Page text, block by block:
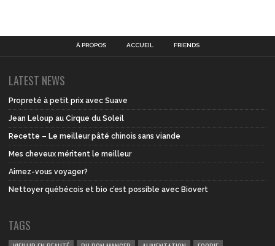
À PROPOS ACCUEIL FRIENDS
LATEST NEWS
Propreté à petit prix avec Suave
Jean Leloup au Cirque du Soleil
Recette – Le meilleur pâté chinois sans viande
Mes cheveux méritent le meilleur
Aimez-vous voyager?
Nettoyer québécois et bio c’est possible avec Biovert
TAGS